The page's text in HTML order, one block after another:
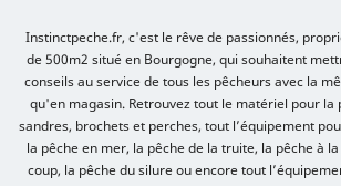
Instinctpeche.fr, c'est le rêve de passionnés,
de 500m2 situé en Bourgogne, qui souhaitent
conseils au service de tous les pêcheurs avec la
qu'en magasin. Retrouvez tout le matériel pour la
sandres, brochets et perches, tout l’équipement
la pêche en mer, la pêche de la truite, la pêche à
coup, la pêche du silure ou encore tout